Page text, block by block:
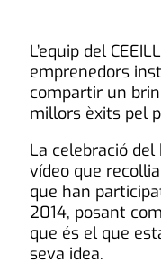
L’equip del
emprenedors
compartir un
millors èxits pel
La celebració del
vídeo que
que han
2014, posant
que és el que
seva idea.